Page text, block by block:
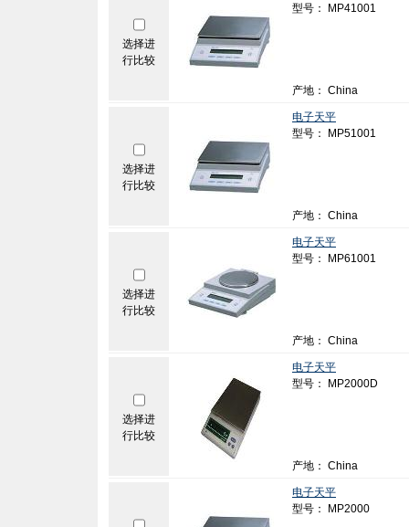
选择进
行比较
型号： MP41001
产地： China
选择进
行比较
电子天平
型号： MP51001
产地： China
选择进
行比较
电子天平
型号： MP61001
产地： China
选择进
行比较
电子天平
型号： MP2000D
产地： China
电子天平
型号： MP2000